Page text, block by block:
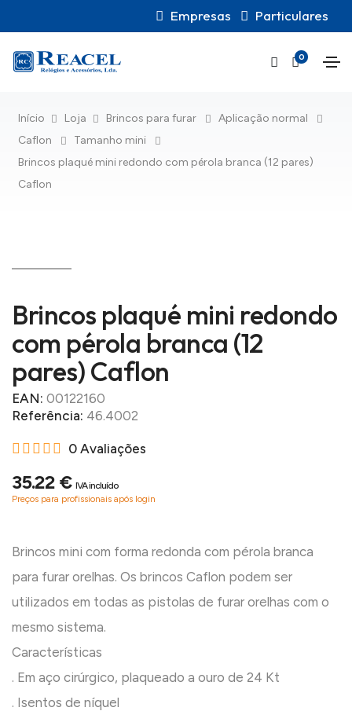
Empresas Particulares
0
Início Loja Brincos para furar
Aplicação normal
Caflon
Tamanho mini
Brincos plaqué mini redondo com pérola branca (12 pares)
Caflon
Brincos plaqué mini redondo
com pérola branca (12
pares) Caflon
EAN: 00122160
Referência: 46.4002
0 Avaliações
35.22 € IVA incluído
Preços para profissionais após login
Brincos mini com forma redonda com pérola branca
para furar orelhas. Os brincos Caflon podem ser
utilizados em todas as pistolas de furar orelhas com o
mesmo sistema.
Características
. Em aço cirúrgico, plaqueado a ouro de 24 Kt
. Isentos de níquel